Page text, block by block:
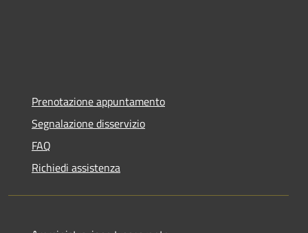
Prenotazione appuntamento
Segnalazione disservizio
FAQ
Richiedi assistenza